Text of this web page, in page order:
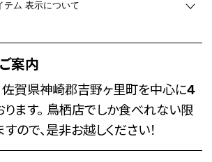
テム 表示について
案内
佐賀県神崎郡吉野ヶ里町を中心に4
ます。 鳥栖店でしか食べれない限
ので、是非お越しください！